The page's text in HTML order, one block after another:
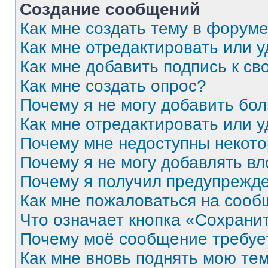
Создание сообщений
Как мне создать тему в
Как мне отредактировать или
Как мне добавить подпись к
Как мне создать опрос?
Почему я не могу добавить
Как мне отредактировать или
Почему мне недоступны
Почему я не могу добавлять
Почему я получил
Как мне пожаловаться на
Что означает кнопка
Почему моё сообщение
Как мне вновь поднять мою